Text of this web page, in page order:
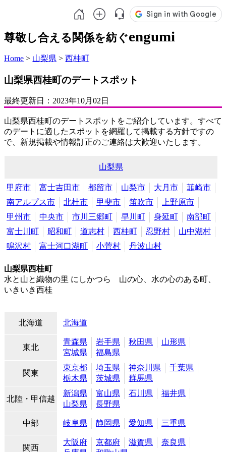
尊敬し合える関係を紡ぐengumi
Home > 山梨県 > 西桂町
山梨県西桂町のデートスポット
最終更新日： 2023年10月02日
山梨県西桂町のデートスポットをご紹介しています。すべて
のデートに適したスポットを網羅して掲載する方針ですの
で、新規掲載や情報訂正のご連絡は大歓迎いたします。
山梨県
甲府市 富士吉田市 都留市 山梨市 大月市
韮崎市
南アルプス市
北杜市 甲斐市 笛吹市
上野原市
甲州市
中央市 市川三郷町 早川町 身延町
南部町
富士川町
昭和町 道志村 西桂町 忍野村
山中湖村
鳴沢村
富士河口湖町 小菅村 丹波山村
山梨県西桂町
水と山と織物の里 にしかつら 山の心、水の心のある町、
いきいき西桂
北海道 北海道
東北
青森県 岩手県 秋田県
山形県
宮城県
福島県
関東
東京都 埼玉県 神奈川県
千葉県
栃木県
茨城県 群馬県
北陸・甲信越
新潟県 富山県 石川県
福井県
山梨県
長野県
中部 岐阜県 静岡県 愛知県 三重県
関西
大阪府 京都府 滋賀県
奈良県